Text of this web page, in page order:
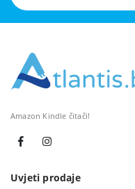
Amazon Kindle čitači!
Uvjeti prodaje